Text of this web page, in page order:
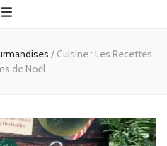
/ Cuisine : Les Recettes
de Noël.